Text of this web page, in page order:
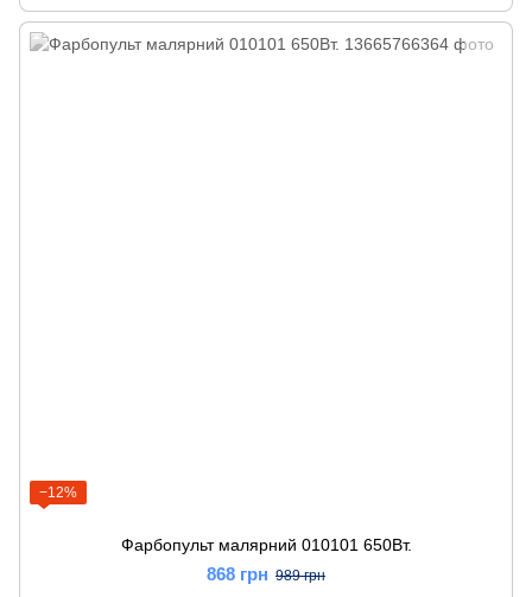
−12%
Фарбопульт малярний 010101 650Вт.
868 грн 989 грн